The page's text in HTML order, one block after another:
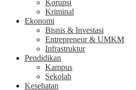
Korupsi
Kriminal
Ekonomi
Bisnis & Investasi
Entrepreneur & UMKM
Infrastruktur
Pendidikan
Kampus
Sekolah
Kesehatan